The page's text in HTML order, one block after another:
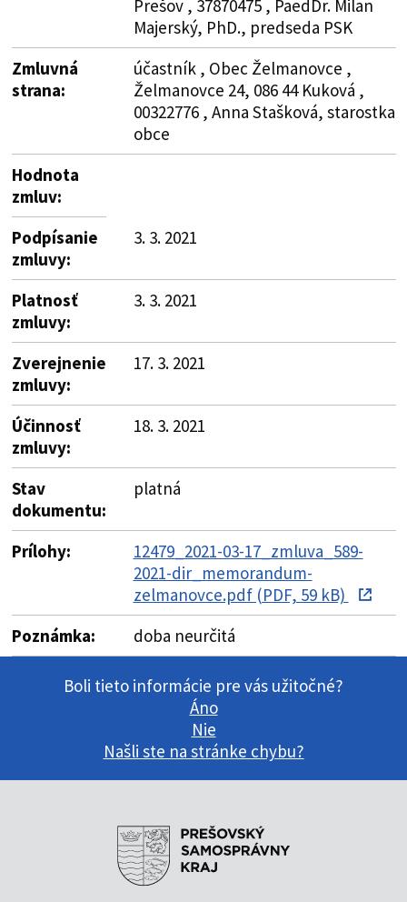
Prešov , 37870475 , PaedDr. Milan
Majerský, PhD., predseda PSK
Zmluvná
strana:
účastník , Obec Želmanovce ,
Želmanovce 24, 086 44 Kuková ,
00322776 , Anna Stašková, starostka
obce
Hodnota
zmluv:
Podpísanie
zmluvy:
3. 3. 2021
Platnosť
zmluvy:
3. 3. 2021
Zverejnenie
zmluvy:
17. 3. 2021
Účinnosť
zmluvy:
18. 3. 2021
Stav
dokumentu:
platná
Prílohy:
12479_2021-03-17_zmluva_589-
2021-dir_memorandum-
zelmanovce.pdf (PDF, 59 kB)
Poznámka:
doba neurčitá
Boli tieto informácie pre vás užitočné?
Áno
Nie
Našli ste na stránke chybu?